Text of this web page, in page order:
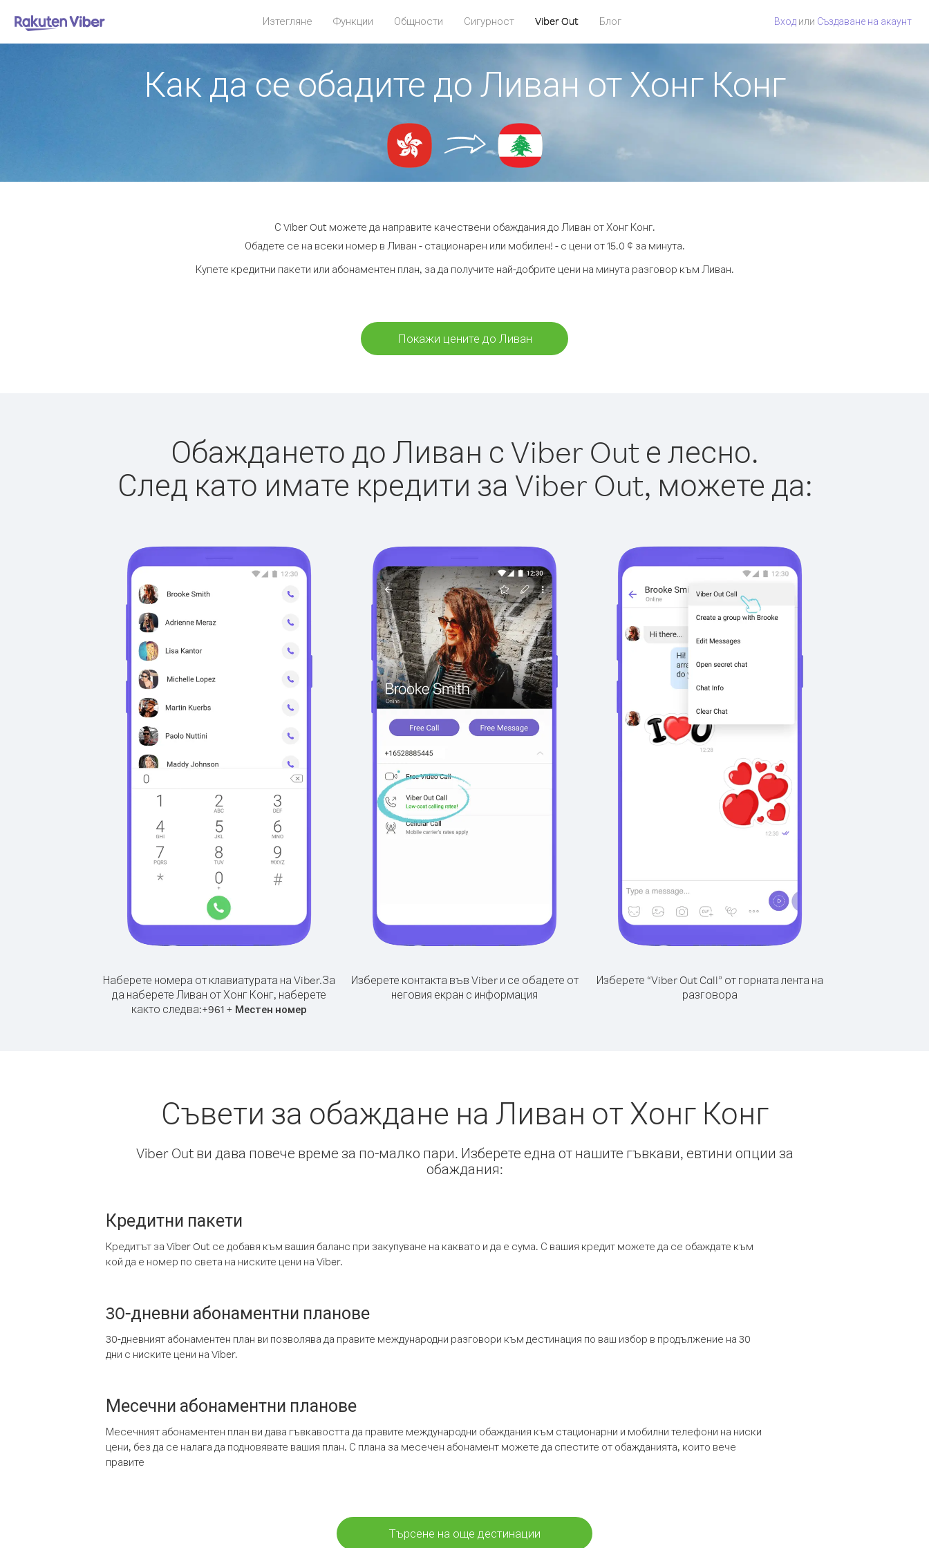
Изтегляне Функции Общности Сигурност Viber Out Блог Вход или Създаване на акаунт
Как да се обадите до Ливан от Хонг Конг
С Viber Out можете да направите качествени обаждания до Ливан от Хонг Конг.
Обадете се на всеки номер в Ливан - стационарен или мобилен! - с цени от 15.0 ¢ за минута.
Купете кредитни пакети или абонаментен план, за да получите най-добрите цени на минута разговор към Ливан.
Покажи цените до Ливан
Обаждането до Ливан с Viber Out е лесно.
След като имате кредити за Viber Out, можете да:
Наберете номера от клавиатурата на Viber.За
да наберете Ливан от Хонг Конг, наберете
както следва:+961 + Местен номер
Изберете контакта във Viber и се обадете от
неговия екран с информация
Изберете “Viber Out Call” от горната лента на
разговора
Съвети за обаждане на Ливан от Хонг Конг
Viber Out ви дава повече време за по-малко пари. Изберете една от нашите гъвкави, евтини опции за
обаждания:
Кредитни пакети
Кредитът за Viber Out се добавя към вашия баланс при закупуване на каквато и да е сума. С вашия кредит можете да се обаждате към
кой да е номер по света на ниските цени на Viber.
30-дневни абонаментни планове
30-дневният абонаментен план ви позволява да правите международни разговори към дестинация по ваш избор в продължение на 30
дни с ниските цени на Viber.
Месечни абонаментни планове
Месечният абонаментен план ви дава гъвкавостта да правите международни обаждания към стационарни и мобилни телефони на ниски
цени, без да се налага да подновявате вашия план. С плана за месечен абонамент можете да спестите от обажданията, които вече
правите
Търсене на още дестинации